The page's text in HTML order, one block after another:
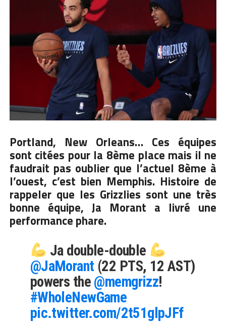
Portland, New Orleans… Ces équipes
sont citées pour la 8ème place mais il ne
faudrait pas oublier que l’actuel 8ème à
l’ouest, c’est bien Memphis. Histoire de
rappeler que les Grizzlies sont une très
bonne équipe, Ja Morant a livré une
performance phare.
Ja double-double
@JaMorant (22 PTS, 12 AST)
powers the @memgrizz!
#WholeNewGame
pic.twitter.com/2t51glpJFf